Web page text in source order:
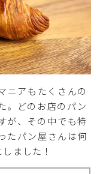
ニアもたくさんの
。どのお店のパン
が、その中でも特
たパン屋さんは何
ました！